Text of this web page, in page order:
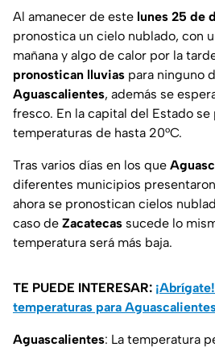
Al amanecer de este lunes 25 de
pronostica un cielo nublado, con
mañana y algo de calor por la
pronostican lluvias para ninguno
Aguascalientes, además se
fresco. En la capital del Estado
temperaturas de hasta 20°C.
Tras varios días en los que
diferentes municipios
ahora se pronostican cielos
caso de Zacatecas sucede lo
temperatura será más baja.
TE PUEDE INTERESAR:
temperaturas para
Aguascalientes: La temperatura